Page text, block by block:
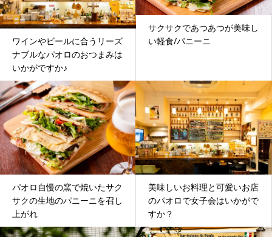
ワインやビールに合うリーズ
ナブルなパオロのおつまみは
いかがですか♪
サクサクであつあつが美味し
い軽食/パニーニ
パオロ自慢の窯で焼いたサク
サクの生地のパニーニを召し
上がれ
美味しいお料理と可愛いお店
のパオロで女子会はいかがで
すか？